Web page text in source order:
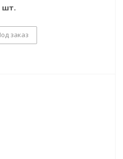
шт.
заказ